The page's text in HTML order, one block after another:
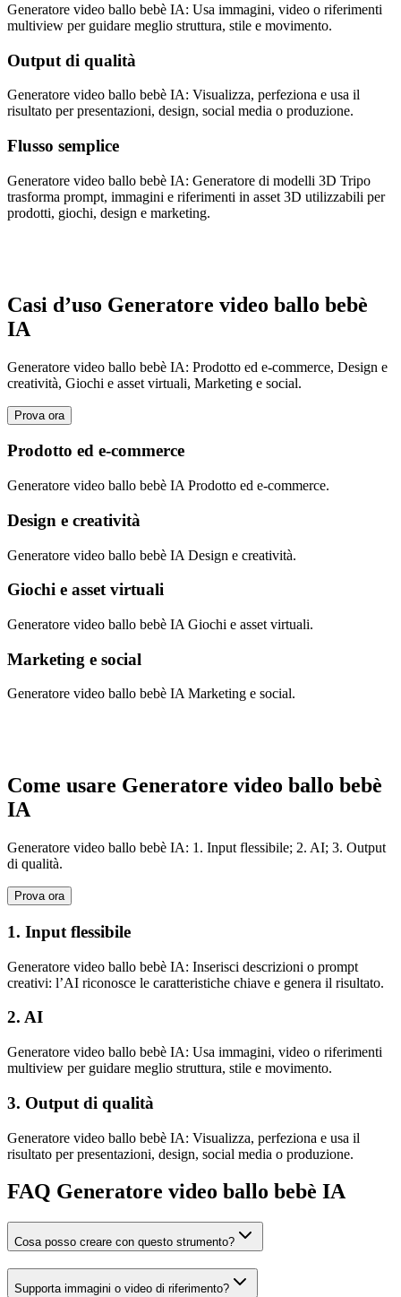
Generatore video ballo bebè IA: Usa immagini, video o riferimenti
multiview per guidare meglio struttura, stile e movimento.
Output di qualità
Generatore video ballo bebè IA: Visualizza, perfeziona e usa il
risultato per presentazioni, design, social media o produzione.
Flusso semplice
Generatore video ballo bebè IA: Generatore di modelli 3D Tripo
trasforma prompt, immagini e riferimenti in asset 3D utilizzabili per
prodotti, giochi, design e marketing.
Casi d’uso Generatore video ballo bebè
IA
Generatore video ballo bebè IA: Prodotto ed e-commerce, Design e
creatività, Giochi e asset virtuali, Marketing e social.
Prova ora
Prodotto ed e-commerce
Generatore video ballo bebè IA Prodotto ed e-commerce.
Design e creatività
Generatore video ballo bebè IA Design e creatività.
Giochi e asset virtuali
Generatore video ballo bebè IA Giochi e asset virtuali.
Marketing e social
Generatore video ballo bebè IA Marketing e social.
Come usare Generatore video ballo bebè
IA
Generatore video ballo bebè IA: 1. Input flessibile; 2. AI; 3. Output
di qualità.
Prova ora
1. Input flessibile
Generatore video ballo bebè IA: Inserisci descrizioni o prompt
creativi: l’AI riconosce le caratteristiche chiave e genera il risultato.
2. AI
Generatore video ballo bebè IA: Usa immagini, video o riferimenti
multiview per guidare meglio struttura, stile e movimento.
3. Output di qualità
Generatore video ballo bebè IA: Visualizza, perfeziona e usa il
risultato per presentazioni, design, social media o produzione.
FAQ Generatore video ballo bebè IA
Cosa posso creare con questo strumento?
Supporta immagini o video di riferimento?